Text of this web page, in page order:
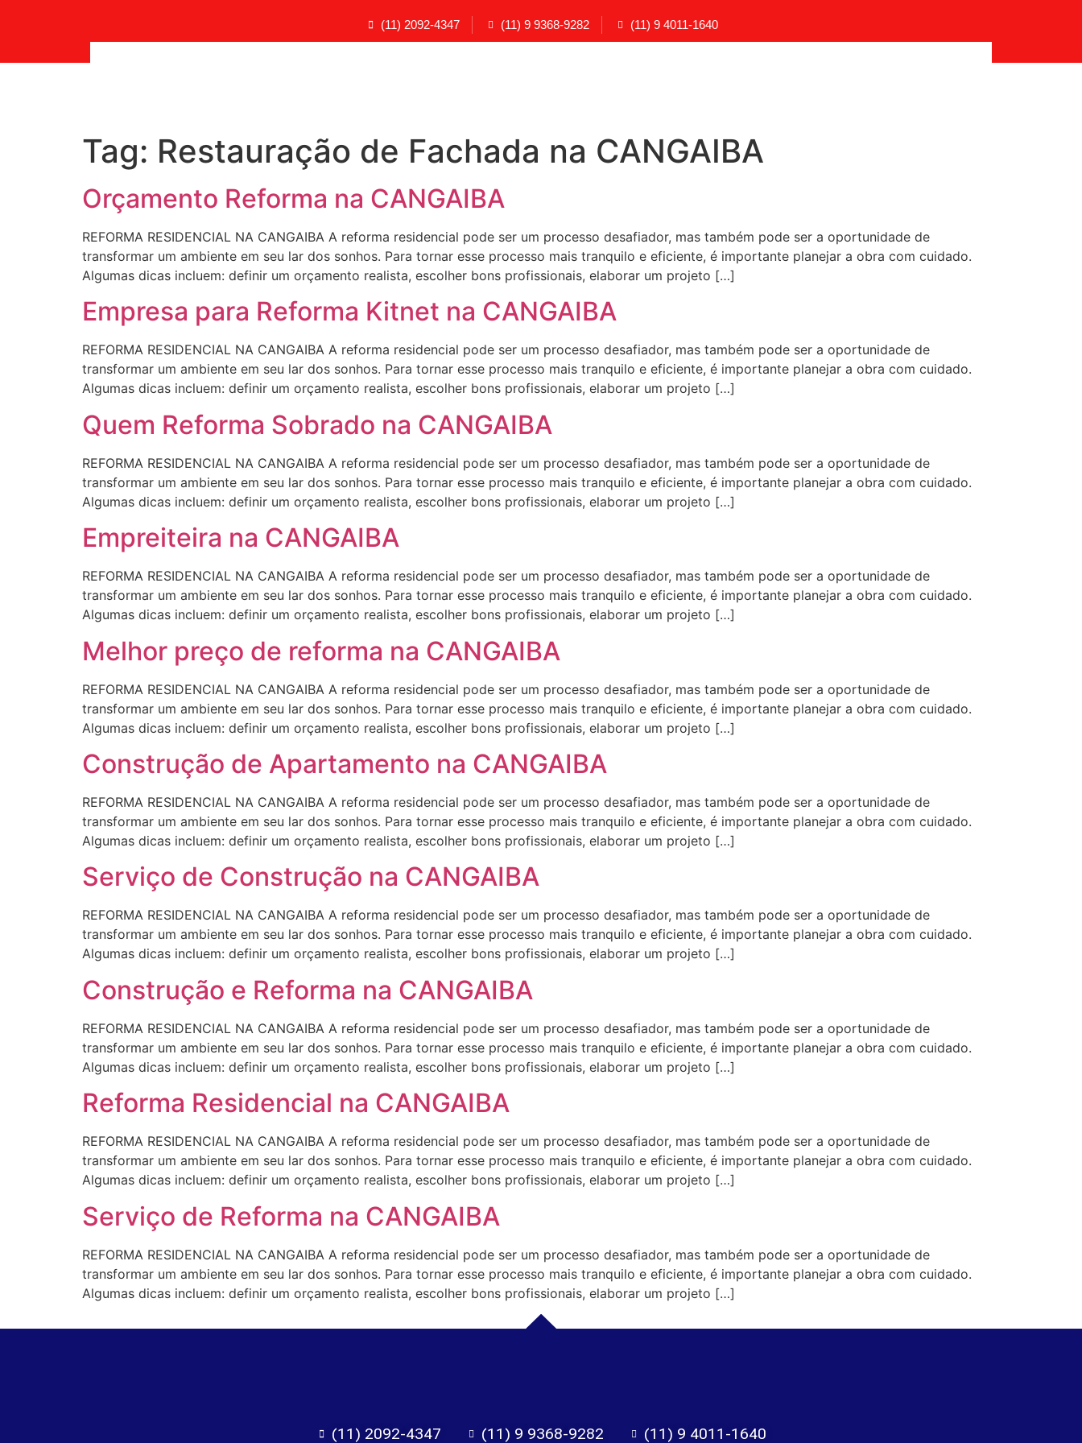
(11) 2092-4347 (11) 9 9368-9282 (11) 9 4011-1640
Tag: Restauração de Fachada na CANGAIBA
Orçamento Reforma na CANGAIBA
REFORMA RESIDENCIAL NA CANGAIBA A reforma residencial pode ser um processo desafiador, mas também pode ser a oportunidade de
transformar um ambiente em seu lar dos sonhos. Para tornar esse processo mais tranquilo e eficiente, é importante planejar a obra com cuidado.
Algumas dicas incluem: definir um orçamento realista, escolher bons profissionais, elaborar um projeto […]
Empresa para Reforma Kitnet na CANGAIBA
REFORMA RESIDENCIAL NA CANGAIBA A reforma residencial pode ser um processo desafiador, mas também pode ser a oportunidade de
transformar um ambiente em seu lar dos sonhos. Para tornar esse processo mais tranquilo e eficiente, é importante planejar a obra com cuidado.
Algumas dicas incluem: definir um orçamento realista, escolher bons profissionais, elaborar um projeto […]
Quem Reforma Sobrado na CANGAIBA
REFORMA RESIDENCIAL NA CANGAIBA A reforma residencial pode ser um processo desafiador, mas também pode ser a oportunidade de
transformar um ambiente em seu lar dos sonhos. Para tornar esse processo mais tranquilo e eficiente, é importante planejar a obra com cuidado.
Algumas dicas incluem: definir um orçamento realista, escolher bons profissionais, elaborar um projeto […]
Empreiteira na CANGAIBA
REFORMA RESIDENCIAL NA CANGAIBA A reforma residencial pode ser um processo desafiador, mas também pode ser a oportunidade de
transformar um ambiente em seu lar dos sonhos. Para tornar esse processo mais tranquilo e eficiente, é importante planejar a obra com cuidado.
Algumas dicas incluem: definir um orçamento realista, escolher bons profissionais, elaborar um projeto […]
Melhor preço de reforma na CANGAIBA
REFORMA RESIDENCIAL NA CANGAIBA A reforma residencial pode ser um processo desafiador, mas também pode ser a oportunidade de
transformar um ambiente em seu lar dos sonhos. Para tornar esse processo mais tranquilo e eficiente, é importante planejar a obra com cuidado.
Algumas dicas incluem: definir um orçamento realista, escolher bons profissionais, elaborar um projeto […]
Construção de Apartamento na CANGAIBA
REFORMA RESIDENCIAL NA CANGAIBA A reforma residencial pode ser um processo desafiador, mas também pode ser a oportunidade de
transformar um ambiente em seu lar dos sonhos. Para tornar esse processo mais tranquilo e eficiente, é importante planejar a obra com cuidado.
Algumas dicas incluem: definir um orçamento realista, escolher bons profissionais, elaborar um projeto […]
Serviço de Construção na CANGAIBA
REFORMA RESIDENCIAL NA CANGAIBA A reforma residencial pode ser um processo desafiador, mas também pode ser a oportunidade de
transformar um ambiente em seu lar dos sonhos. Para tornar esse processo mais tranquilo e eficiente, é importante planejar a obra com cuidado.
Algumas dicas incluem: definir um orçamento realista, escolher bons profissionais, elaborar um projeto […]
Construção e Reforma na CANGAIBA
REFORMA RESIDENCIAL NA CANGAIBA A reforma residencial pode ser um processo desafiador, mas também pode ser a oportunidade de
transformar um ambiente em seu lar dos sonhos. Para tornar esse processo mais tranquilo e eficiente, é importante planejar a obra com cuidado.
Algumas dicas incluem: definir um orçamento realista, escolher bons profissionais, elaborar um projeto […]
Reforma Residencial na CANGAIBA
REFORMA RESIDENCIAL NA CANGAIBA A reforma residencial pode ser um processo desafiador, mas também pode ser a oportunidade de
transformar um ambiente em seu lar dos sonhos. Para tornar esse processo mais tranquilo e eficiente, é importante planejar a obra com cuidado.
Algumas dicas incluem: definir um orçamento realista, escolher bons profissionais, elaborar um projeto […]
Serviço de Reforma na CANGAIBA
REFORMA RESIDENCIAL NA CANGAIBA A reforma residencial pode ser um processo desafiador, mas também pode ser a oportunidade de
transformar um ambiente em seu lar dos sonhos. Para tornar esse processo mais tranquilo e eficiente, é importante planejar a obra com cuidado.
Algumas dicas incluem: definir um orçamento realista, escolher bons profissionais, elaborar um projeto […]
(11) 2092-4347 (11) 9 9368-9282 (11) 9 4011-1640